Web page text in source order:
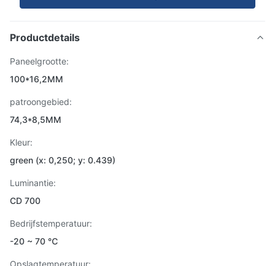
Productdetails
Paneelgrootte:
100*16,2MM
patroongebied:
74,3*8,5MM
Kleur:
green (x: 0,250; y: 0.439)
Luminantie:
CD 700
Bedrijfstemperatuur:
-20 ~ 70 ℃
Opslagtemperatuur: